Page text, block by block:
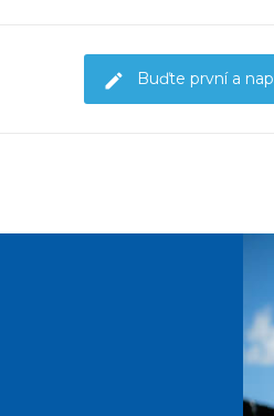
Buďte první a